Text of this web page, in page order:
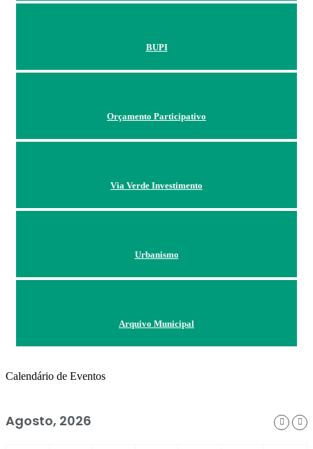
BUPI
Orçamento Participativo
Via Verde Investimento
Urbanismo
Arquivo Municipal
Calendário de Eventos
Agosto, 2026